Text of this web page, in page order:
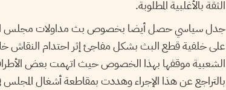
الثقة بالأغلبية المطلوبة.
جدل سياسي حصل أيضا بخصوص بث مداولات مجلس
على خلفية قطع البث بشكل مفاجئ إثر احتدام النقاش
الشعبية موقفها بهذا الخصوص حيث اتهمت بعض
بالتراجع عن هذا الإجراء وهددت بمقاطعة أشغال المجلس